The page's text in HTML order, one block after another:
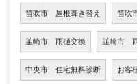
笛吹市 屋根葺き替え 笛吹
韮崎市 雨樋交換 韮崎市
中央市 住宅無料診断 お客